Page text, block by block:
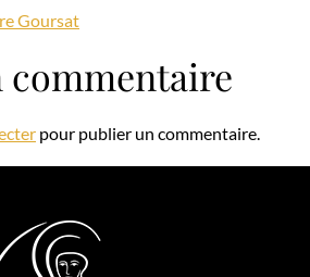
commentaire
pour publier un commentaire.